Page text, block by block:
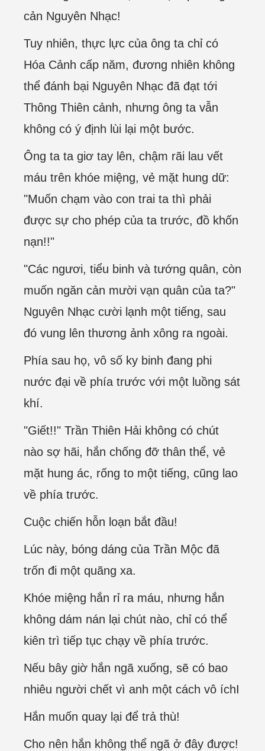
cản Nguyên Nhạc!
Tuy nhiên, thực lực của ông ta chỉ có
Hóa Cảnh cấp năm, đương nhiên không
thể đánh bại Nguyên Nhạc đã đạt tới
Thông Thiên cảnh, nhưng ông ta vẫn
không có ý định lùi lại một bước.
Ông ta ta giơ tay lên, chậm rãi lau vết
máu trên khóe miệng, vẻ mặt hung dữ:
"Muốn chạm vào con trai ta thì phải
được sự cho phép của ta trước, đồ khốn
nạn!!"
"Các ngươi, tiểu binh và tướng quân, còn
muốn ngăn cản mười vạn quân của ta?"
Nguyên Nhạc cười lạnh một tiếng, sau
đó vung lên thương ảnh xông ra ngoài.
Phía sau họ, vô số ky binh đang phi
nước đại về phía trước với một luồng sát
khí.
"Giết!!" Trần Thiên Hải không có chút
nào sợ hãi, hắn chống đỡ thân thể, vẻ
mặt hung ác, rống to một tiếng, cũng lao
về phía trước.
Cuộc chiến hỗn loạn bắt đầu!
Lúc này, bóng dáng của Trần Mộc đã
trốn đi một quãng xa.
Khóe miệng hắn rỉ ra máu, nhưng hắn
không dám nán lại chút nào, chỉ có thể
kiên trì tiếp tục chạy về phía trước.
Nếu bây giờ hắn ngã xuống, sẽ có bao
nhiêu người chết vì anh một cách vô íchI
Hắn muốn quay lại để trả thù!
Cho nên hắn không thể ngã ở đây được!